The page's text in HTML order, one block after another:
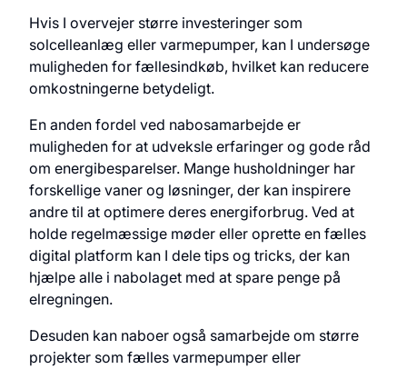
Hvis I overvejer større investeringer som
solcelleanlæg eller varmepumper, kan I undersøge
muligheden for fællesindkøb, hvilket kan reducere
omkostningerne betydeligt.
En anden fordel ved nabosamarbejde er
muligheden for at udveksle erfaringer og gode råd
om energibesparelser. Mange husholdninger har
forskellige vaner og løsninger, der kan inspirere
andre til at optimere deres energiforbrug. Ved at
holde regelmæssige møder eller oprette en fælles
digital platform kan I dele tips og tricks, der kan
hjælpe alle i nabolaget med at spare penge på
elregningen.
Desuden kan naboer også samarbejde om større
projekter som fælles varmepumper eller